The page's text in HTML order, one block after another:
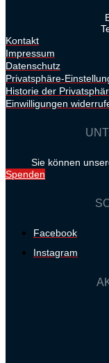
Kontakt
Impressum
Datenschutz
Privatsphäre-
Historie der
Einwilligungen
Sie können
Spenden
Facebook
Instagram